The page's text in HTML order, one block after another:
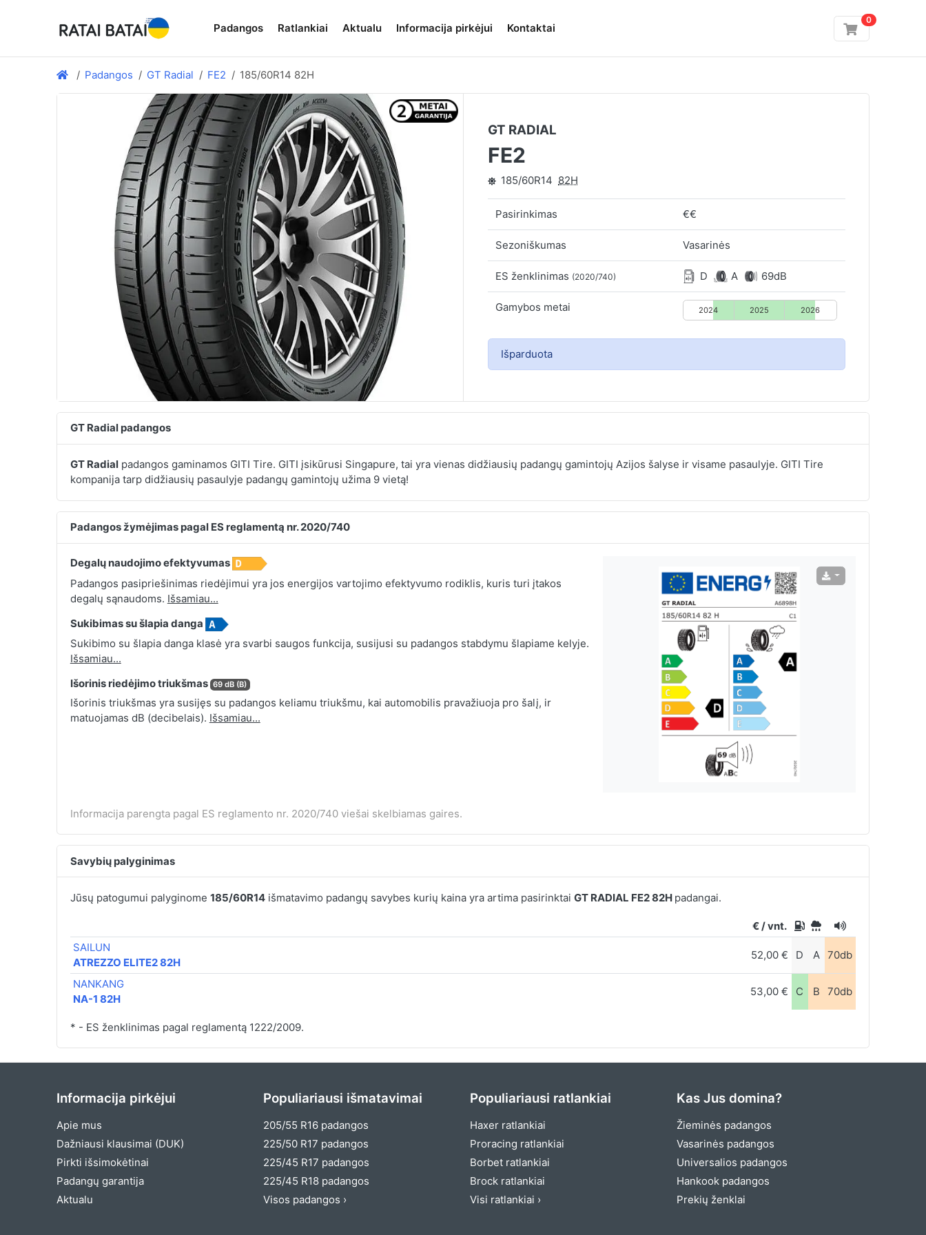
Padangos Ratlankiai Aktualu Informacija pirkėjui Kontaktai
0
Padangos GT Radial FE2 185/60R14 82H
GT RADIAL
FE2
185/60R14 82H
Pasirinkimas €€
Sezoniškumas Vasarinės
ES ženklinimas (2020/740) D A 69dB
Gamybos metai 2024 2025 2026
Išparduota
GT Radial padangos
GT Radialpadangos gaminamos GITI Tire. GITI įsikūrusi Singapure, tai yra vienas didžiausių padangų gamintojų Azijos šalyse ir visame pasaulyje. GITI Tire
kompanija tarp didžiausių pasaulyje padangų gamintojų užima 9 vietą!
Padangos žymėjimas pagal ES reglamentą nr. 2020/740
Degalų naudojimo efektyvumas
Padangos pasipriešinimas riedėjimui yra jos energijos vartojimo efektyvumo rodiklis, kuris turi įtakos
degalų sąnaudoms. Išsamiau...
Sukibimas su šlapia danga
Sukibimo su šlapia danga klasė yra svarbi saugos funkcija, susijusi su padangos stabdymu šlapiame kelyje.
Išsamiau...
Išorinis riedėjimo triukšmas 69 dB (B)
Išorinis triukšmas yra susijęs su padangos keliamu triukšmu, kai automobilis pravažiuoja pro šalį, ir
matuojamas dB (decibelais). Išsamiau...
Informacija parengta pagal ES reglamento nr. 2020/740 viešai skelbiamas gaires.
Savybių palyginimas
Jūsų patogumui palyginome 185/60R14išmatavimo padangų savybes kurių kaina yra artima pasirinktai GT RADIAL FE2 82H padangai.
€ / vnt.
SAILUN
ATREZZO ELITE2 82H
52,00 € D A 70db
NANKANG
NA-1 82H
53,00 € C B 70db
* - ES ženklinimas pagal reglamentą 1222/2009.
Informacija pirkėjui
Apie mus
Dažniausi klausimai (DUK)
Pirkti išsimokėtinai
Padangų garantija
Aktualu
Populiariausi išmatavimai
205/55 R16 padangos
225/50 R17 padangos
225/45 R17 padangos
225/45 R18 padangos
Visos padangos ›
Populiariausi ratlankiai
Haxer ratlankiai
Proracing ratlankiai
Borbet ratlankiai
Brock ratlankiai
Visi ratlankiai ›
Kas Jus domina?
Žieminės padangos
Vasarinės padangos
Universalios padangos
Hankook padangos
Prekių ženklai